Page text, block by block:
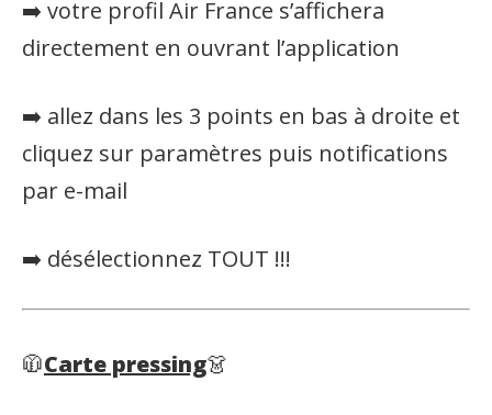
➡️ votre profil Air France s’affichera
directement en ouvrant l’application
➡️ allez dans les 3 points en bas à droite et
cliquez sur paramètres puis notifications
par e-mail
➡️ désélectionnez TOUT !!!
🧥Carte pressing👗